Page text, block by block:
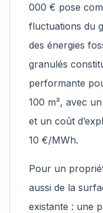
000 € pose
fluctuations du
des énergies
granulés
performante
100 m², avec
et un coût
10 €/MWh.
Pour un
aussi de la
existante : une